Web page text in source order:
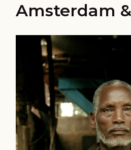
Amsterdam